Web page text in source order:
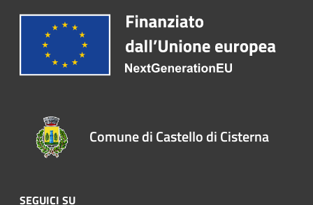
Comune di Castello di Cisterna
SEGUICI SU